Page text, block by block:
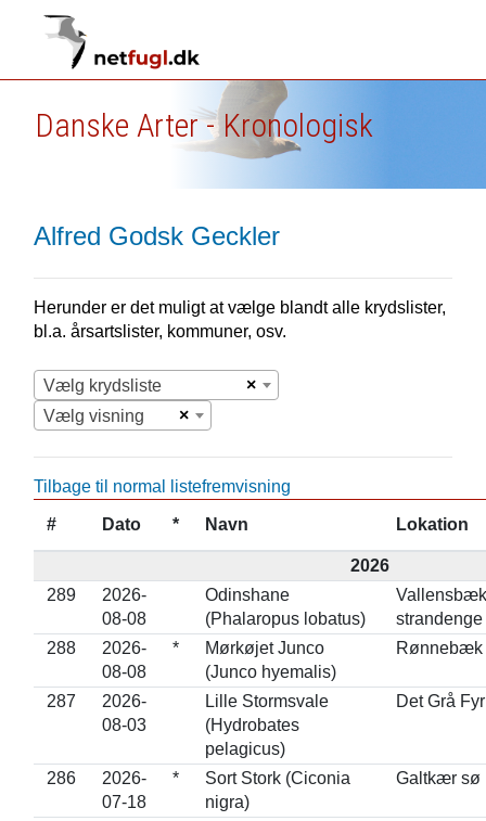
Danske Arter - Kronologisk
Alfred Godsk Geckler
Herunder er det muligt at vælge blandt alle krydslister,
bl.a. årsartslister, kommuner, osv.
×
Vælg krydsliste
×
Vælg visning
Tilbage til normal listefremvisning
# Dato * Navn Lokation
2026
289
2026-
08-08
Odinshane
(Phalaropus lobatus)
strandenge
288
2026-
08-08
*
Mørkøjet Junco
(Junco hyemalis)
Rønnebæk
287
2026-
08-03
Lille Stormsvale
(Hydrobates
pelagicus)
Det Grå Fyr
286
2026-
07-18
*
Sort Stork (Ciconia
nigra)
Galtkær sø